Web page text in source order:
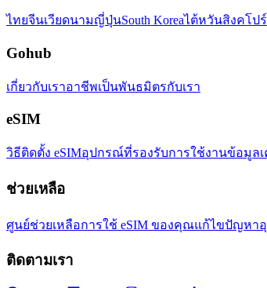
ไทยจีนเวียดนามญี่ปุ่นSouth Koreaไต้หวันสิงคโปร์
Gohub
เกี่ยวกับเราอาชีพเป็นพันธมิตรกับเรา
eSIM
วิธีติดตั้ง eSIMอุปกรณ์ที่รองรับการใช้งานข้อมูล
ช่วยเหลือ
ศูนย์ช่วยเหลือการใช้ eSIM ของคุณแก้ไขปัญหา
ติดตามเรา